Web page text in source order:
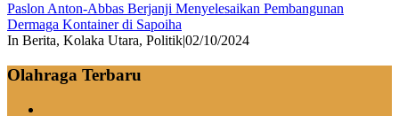
Paslon Anton-Abbas Berjanji Menyelesaikan Pembangunan
Dermaga Kontainer di Sapoiha
In Berita, Kolaka Utara, Politik|02/10/2024
Olahraga Terbaru